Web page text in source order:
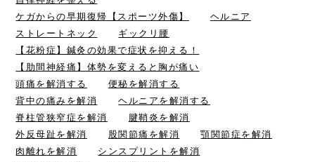
ケガからの早期復帰【スポーツ外傷】
ヘルニア
ストレートネック
ギックリ腰
【花粉症】鍼灸の効果で症状を抑える！
【肋間神経痛】体勢を変えると胸が痛い
頭痛を解消する
便秘を解消する
背中の痛みを解消
ヘルニアを解消する
脊柱管狭窄症を解消
腱鞘炎を解消
外反母趾を解消
股関節痛を解消
顎関節症を解消
肉離れを解消
シンスプリントを解消